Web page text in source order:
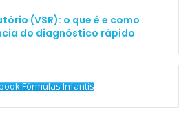
(VSR): o que é e como
do diagnóstico rápido
Fórmulas Infantis